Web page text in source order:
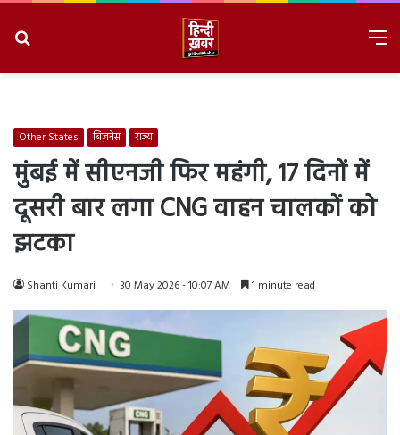
Other States बिज़नेस राज्य
मुंबई में सीएनजी फिर महंगी, 17 दिनों में
दूसरी बार लगा CNG वाहन चालकों को
झटका
Shanti Kumari 30 May 2026 - 10:07 AM 1 minute read